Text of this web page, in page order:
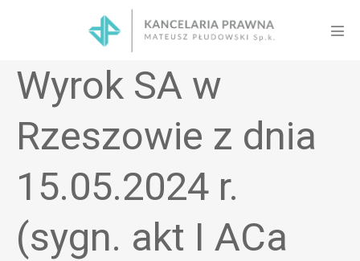
Wyrok SA w
Rzeszowie z dnia
15.05.2024 r.
(sygn. akt I ACa